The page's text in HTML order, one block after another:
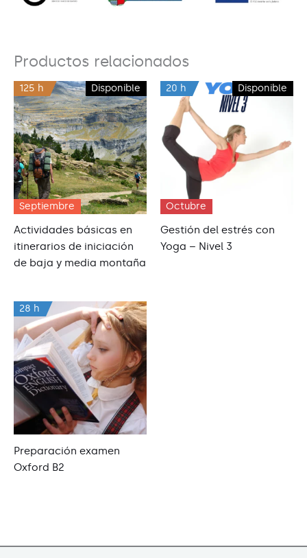
Productos relacionados
125 h
Septiembre
Disponible
Actividades básicas en
itinerarios de iniciación
de baja y media montaña
Octubre
Disponible
20 h
Gestión del estrés con
Yoga – Nivel 3
28 h
Preparación examen
Oxford B2